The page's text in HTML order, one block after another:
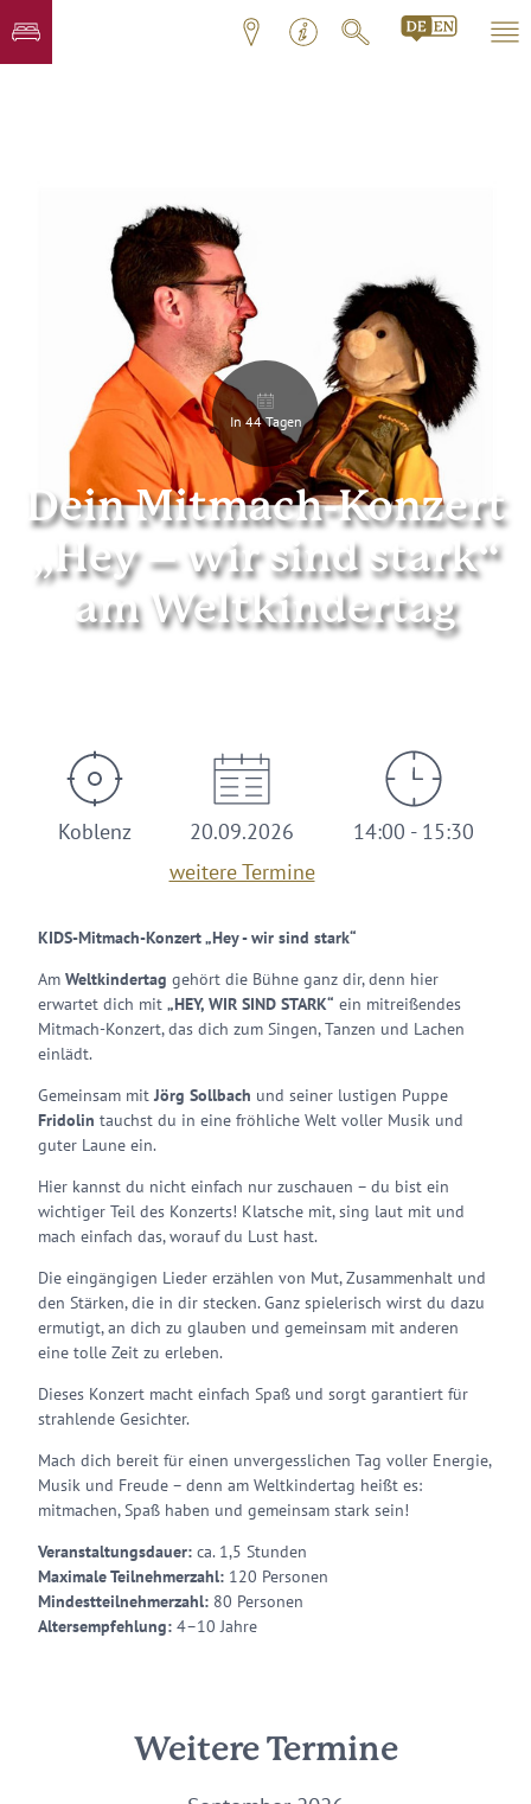
In 44 Tagen
Dein Mitmach-Konzert
„Hey – wir sind stark“
am Weltkindertag
Koblenz
20.09.2026
weitere Termine
14:00 - 15:30
KIDS-Mitmach-Konzert „Hey - wir sind stark“
Am Weltkindertag gehört die Bühne ganz dir, denn hier
erwartet dich mit „HEY, WIR SIND STARK“ ein mitreißendes
Mitmach-Konzert, das dich zum Singen, Tanzen und Lachen
einlädt.
Gemeinsam mitJörg Sollbach und seiner lustigen Puppe
Fridolin tauchst du in eine fröhliche Welt voller Musik und
guter Laune ein.
Hier kannst du nicht einfach nur zuschauen – du bist ein
wichtiger Teil des Konzerts! Klatsche mit, sing laut mit und
mach einfach das, worauf du Lust hast.
Die eingängigen Lieder erzählen von Mut, Zusammenhalt und
den Stärken, die in dir stecken. Ganz spielerisch wirst du dazu
ermutigt, an dich zu glauben und gemeinsam mit anderen
eine tolle Zeit zu erleben.
Dieses Konzert macht einfach Spaß und sorgt garantiert für
strahlende Gesichter.
Mach dich bereit für einen unvergesslichen Tag voller Energie,
Musik und Freude – denn am Weltkindertag heißt es:
mitmachen, Spaß haben und gemeinsam stark sein!
Veranstaltungsdauer: ca. 1,5 Stunden
Maximale Teilnehmerzahl: 120 Personen
Mindestteilnehmerzahl: 80 Personen
Altersempfehlung: 4–10 Jahre
Weitere Termine